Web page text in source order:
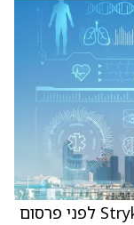
) לפני פרסום